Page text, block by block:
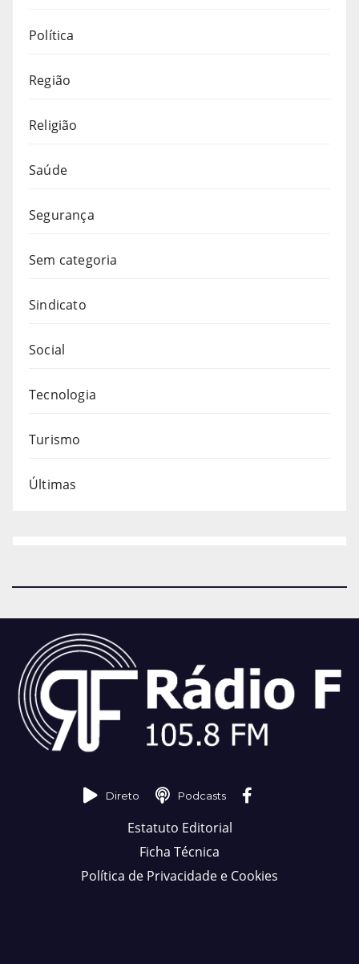
Política
Região
Religião
Saúde
Segurança
Sem categoria
Sindicato
Social
Tecnologia
Turismo
Últimas
Direto Podcasts
Estatuto Editorial
Ficha Técnica
Política de Privacidade e Cookies